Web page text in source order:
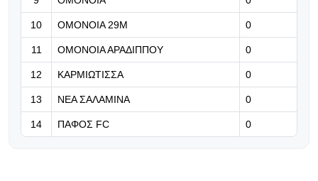
Εγγύηση σταθερότητας
10 ΟΜΟΝΟΙΑ 29Μ 0
11 ΟΜΟΝΟΙΑ ΑΡΑΔΙΠΠΟΥ 0
12 ΚΑΡΜΙΩΤΙΣΣΑ 0
13 ΝΕΑ ΣΑΛΑΜΙΝΑ 0
14 ΠΑΦΟΣ FC 0